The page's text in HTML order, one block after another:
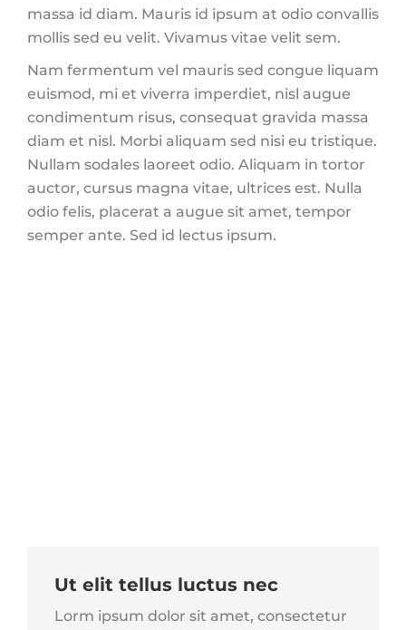
massa id diam. Mauris id ipsum at odio convallis
mollis sed eu velit. Vivamus vitae velit sem.
Nam fermentum vel mauris sed congue liquam
euismod, mi et viverra imperdiet, nisl augue
condimentum risus, consequat gravida massa
diam et nisl. Morbi aliquam sed nisi eu tristique.
Nullam sodales laoreet odio. Aliquam in tortor
auctor, cursus magna vitae, ultrices est. Nulla
odio felis, placerat a augue sit amet, tempor
semper ante. Sed id lectus ipsum.
Ut elit tellus luctus nec
Lorm ipsum dolor sit amet, consectetur